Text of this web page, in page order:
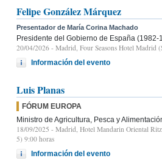
Felipe González Márquez
Presentador de María Corina Machado
Presidente del Gobierno de España (1982-
20/04/2026 - Madrid, Four Seasons Hotel Madrid
Información del evento
Luis Planas
FÓRUM EUROPA
Ministro de Agricultura, Pesca y
18/09/2025 - Madrid, Hotel Mandarin Oriental
5) 9:00 horas
Información del evento